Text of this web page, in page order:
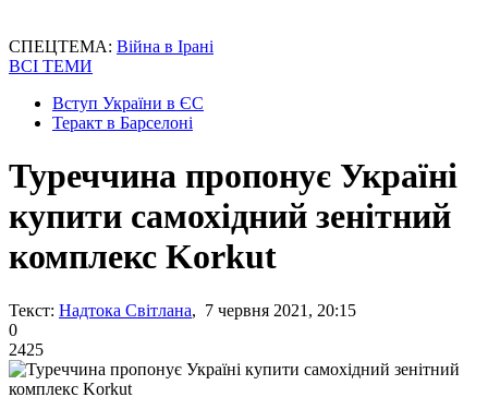
СПЕЦТЕМА: Війна в Ірані
ВСІ ТЕМИ
Вступ України в ЄС
Теракт в Барселоні
Туреччина пропонує Україні
купити самохідний зенітний
комплекс Korkut
Текст: Надтока Світлана, 7 червня 2021, 20:15
0
2425